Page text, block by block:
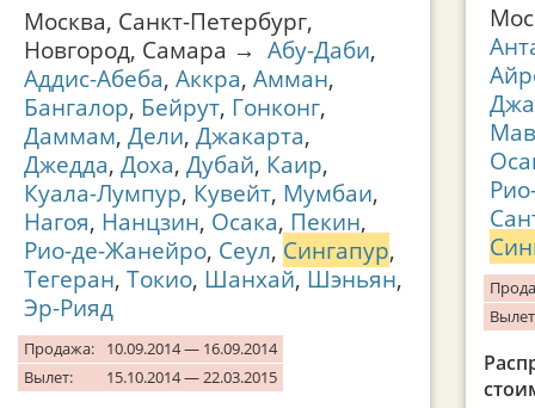
Москва, Санкт-Петербург,
Новгород, Самара → Абу-Даби,
Аддис-Абеба, Аккра, Амман,
Бангалор, Бейрут, Гонконг,
Даммам, Дели, Джакарта,
Джедда, Доха, Дубай, Каир,
Куала-Лумпур, Кувейт, Мумбаи,
Нагоя, Нанцзин, Осака, Пекин,
Рио-де-Жанейро, Сеул, Сингапур,
Тегеран, Токио, Шанхай, Шэньян,
Эр-Рияд
Продажа:
10.09.2014 — 16.09.2014
Вылет:
15.10.2014 — 22.03.2015